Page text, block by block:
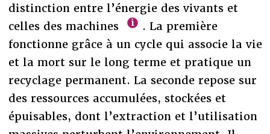
distinction entre l’énergie des vivants et
celles des machines
. La première
fonctionne grâce à un cycle qui associe la vie
et la mort sur le long terme et pratique un
recyclage permanent. La seconde repose sur
des ressources accumulées, stockées et
épuisables, dont l’extraction et l’utilisation